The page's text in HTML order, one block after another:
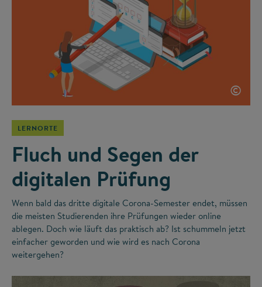
©
LERNORTE
Fluch und Segen der
digitalen Prüfung
Wenn bald das dritte digitale Corona-Semester endet, müssen
die meisten Studierenden ihre Prüfungen wieder online
ablegen. Doch wie läuft das praktisch ab? Ist schummeln jetzt
einfacher geworden und wie wird es nach Corona
weitergehen?